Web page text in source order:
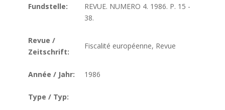
Fundstelle:
REVUE. NUMERO 4. 1986. P. 15 -
38.
Revue /
Zeitschrift:
Fiscalité européenne, Revue
Année / Jahr: 1986
Type / Typ: